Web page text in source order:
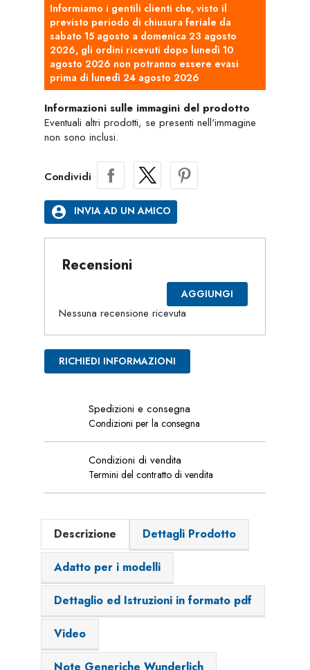
Informiamo i gentili clienti che, visto il
previsto periodo di chiusura feriale da
sabato 15 agosto a domenica 23 agosto
2026, gli ordini ricevuti dopo lunedì 10
agosto 2026 non potranno essere evasi
prima di lunedì 24 agosto 2026
Informazioni sulle immagini del prodotto
Eventuali altri prodotti, se presenti nell'immagine
non sono inclusi.
Condividi
account_circle INVIA AD UN AMICO
Recensioni
AGGIUNGI
Nessuna recensione ricevuta
RICHIEDI INFORMAZIONI
Spedizioni e consegna
Condizioni per la consegna
Condizioni di vendita
Termini del contratto di vendita
Descrizione Dettagli Prodotto
Adatto per i modelli
Dettaglio ed Istruzioni in formato pdf
Video
Note Generiche Wunderlich